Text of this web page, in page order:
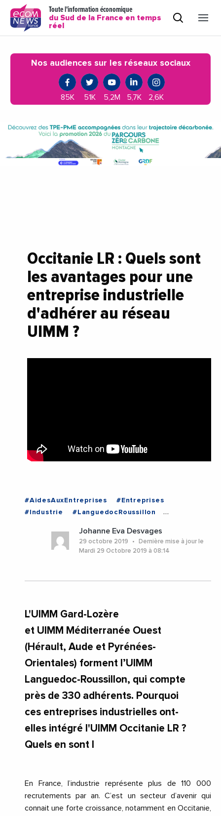
Toute l'information économique
du Sud de la France en temps
réel
Nos audiences sur les réseaux sociaux
85K 51K 5,2M 5,7K 2,6K
Occitanie LR : Quels sont
les avantages pour une
entreprise industrielle
d'adhérer au réseau
UIMM ?
#AidesAuxEntreprises
#Entreprises
#Industrie
#LanguedocRoussillon
#LanguedocRoussillon
#Occitanie
Johanne Eva Desvages
29 octobre 2019
Dernière mise à jour le
Mardi 29 Octobre 2019 à 08:14
L'UIMM Gard-Lozère
et UIMM Méditerranée Ouest
(Hérault, Aude et Pyrénées-
Orientales) forment l’UIMM
Languedoc-Roussillon, qui compte
près de 330 adhérents. Pourquoi
ces entreprises industrielles ont-
elles intégré l'UIMM Occitanie LR ?
Quels en sont l
En France, l’industrie représente plus de 110 000
recrutements par an. C’est un secteur d’avenir qui
connait une forte croissance, notamment en Occitanie,